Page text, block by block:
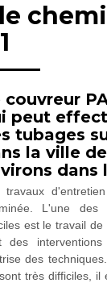
couvreur
peut
tubages
la ville
dans
travaux
L'une
est le travail
des
des
très difficiles, il